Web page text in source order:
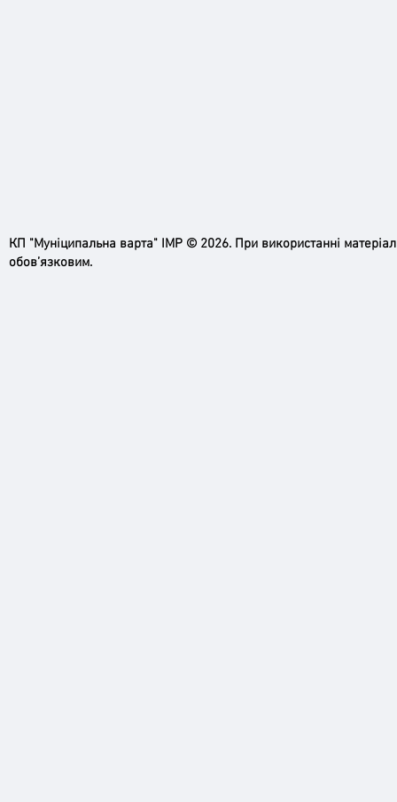
КП "Муніципальна варта" ІМР © 2026. При використанні
обов’язковим.